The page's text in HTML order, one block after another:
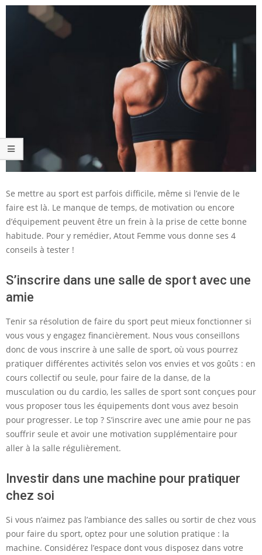
Se mettre au sport est parfois difficile, même si l’envie de le
faire est là. Le manque de temps, de motivation ou encore
d’équipement peuvent être un frein à la prise de cette bonne
habitude. Pour y remédier, Atout Femme vous donne ses 4
conseils à tester !
S’inscrire dans une salle de sport avec une
amie
Tenir sa résolution de faire du sport peut mieux fonctionner si
vous vous y engagez financièrement. Nous vous conseillons
donc de vous inscrire à une salle de sport, où vous pourrez
pratiquer différentes activités selon vos envies et vos goûts : en
cours collectif ou seule, pour faire de la danse, de la
musculation ou du cardio, les salles de sport sont conçues pour
vous proposer tous les équipements dont vous avez besoin
pour progresser. Le top ? S’inscrire avec une amie pour ne pas
souffrir seule et avoir une motivation supplémentaire pour
aller à la salle régulièrement.
Investir dans une machine pour pratiquer
chez soi
Si vous n’aimez pas l’ambiance des salles ou sortir de chez vous
pour faire du sport, optez pour une solution pratique : la
machine. Considérez l’espace dont vous disposez dans votre